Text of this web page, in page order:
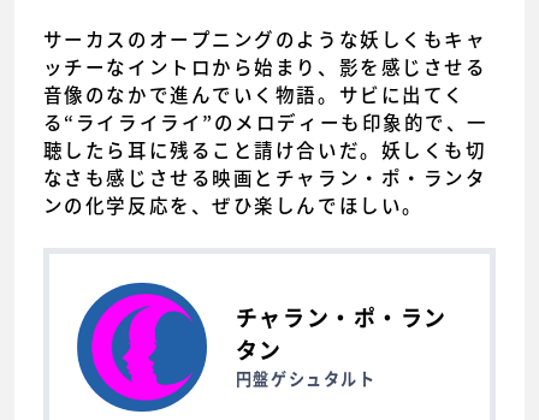
サーカスのオープニングのような妖しくもキャ
ッチーなイントロから始まり、影を感じさせる
音像のなかで進んでいく物語。サビに出てく
る“ライライライ”のメロディーも印象的で、一
聴したら耳に残ること請け合いだ。妖しくも切
なさも感じさせる映画とチャラン・ポ・ランタ
ンの化学反応を、ぜひ楽しんでほしい。
チャラン・ポ・ラン
タン
円盤ゲシュタルト